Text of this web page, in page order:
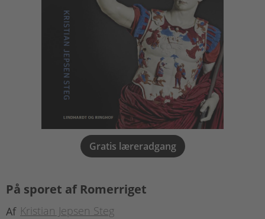
Gratis læreradgang
På sporet af Romerriget
Af Kristian Jepsen Steg